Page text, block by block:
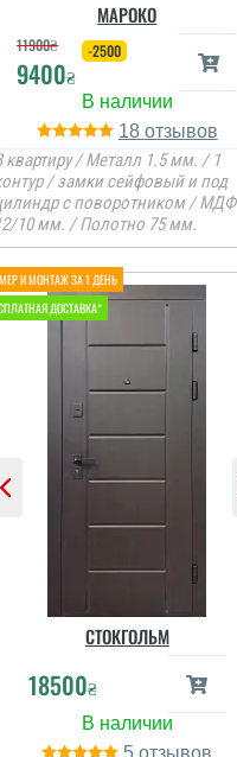
Руслана
присутність, я змогла
оформити замовлення
та встановити двері....
читати всі відгуки
МАРОКО
11900₴
9400₴
-2500
18
квартиру / Металл 1.5 мм. / 1
/ замки сейфовый и под
с поворотником / МДФ
10 мм. / Полотно 75 мм.
СТОКГОЛЬМ
18500₴
5